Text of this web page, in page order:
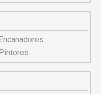
Encanadores
Pintores